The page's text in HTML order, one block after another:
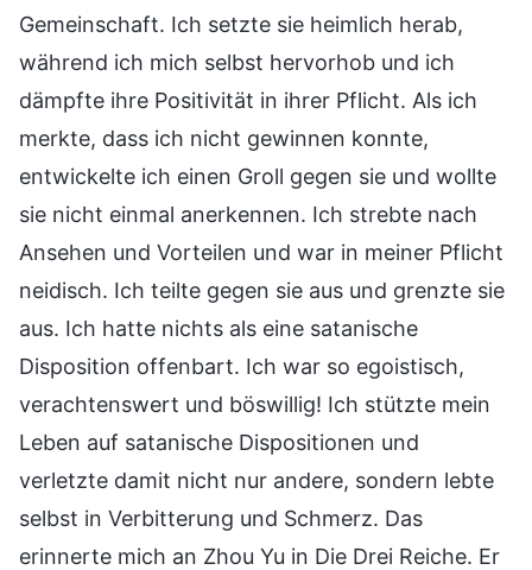
Gemeinschaft. Ich setzte sie heimlich herab,
während ich mich selbst hervorhob und ich
dämpfte ihre Positivität in ihrer Pflicht. Als ich
merkte, dass ich nicht gewinnen konnte,
entwickelte ich einen Groll gegen sie und wollte
sie nicht einmal anerkennen. Ich strebte nach
Ansehen und Vorteilen und war in meiner Pflicht
neidisch. Ich teilte gegen sie aus und grenzte sie
aus. Ich hatte nichts als eine satanische
Disposition offenbart. Ich war so egoistisch,
verachtenswert und böswillig! Ich stützte mein
Leben auf satanische Dispositionen und
verletzte damit nicht nur andere, sondern lebte
selbst in Verbitterung und Schmerz. Das
erinnerte mich an Zhou Yu in Die Drei Reiche. Er